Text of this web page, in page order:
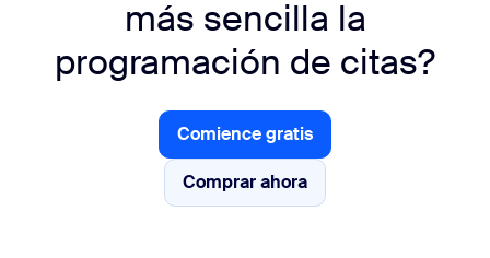
más sencilla la
programación de citas?
Comience gratis
Comience gratis
Comprar ahora
Comprar ahora